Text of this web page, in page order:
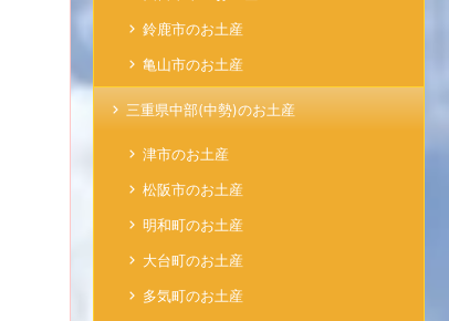
鈴鹿市のお土産
亀山市のお土産
三重県中部(中勢)のお土産
津市のお土産
松阪市のお土産
明和町のお土産
大台町のお土産
多気町のお土産